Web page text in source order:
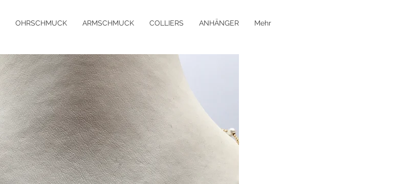
OHRSCHMUCK ARMSCHMUCK COLLIERS ANHÄNGER Mehr